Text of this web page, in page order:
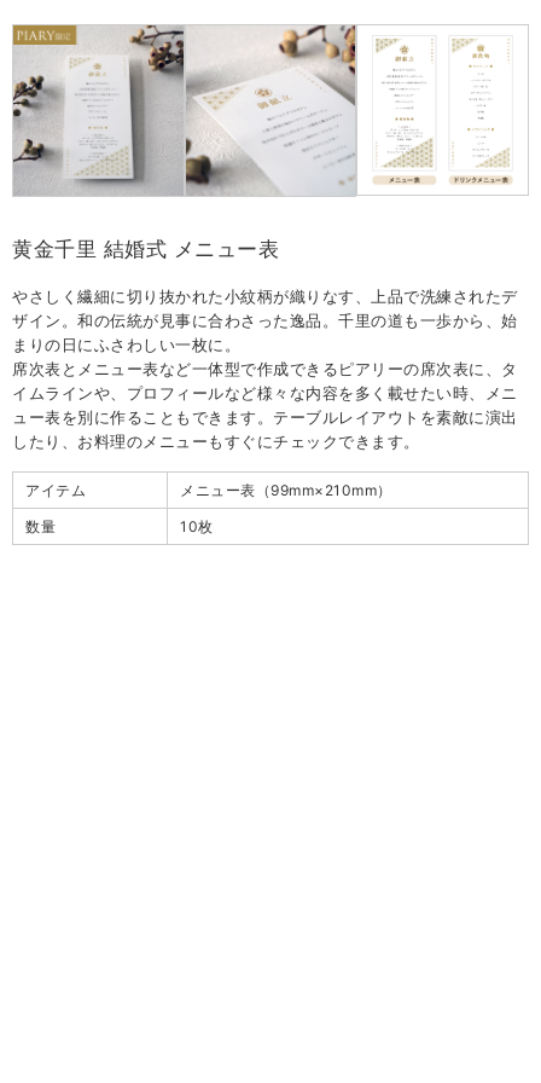
黄金千里 結婚式 メニュー表
やさしく繊細に切り抜かれた小紋柄が織りなす、上品で洗練されたデ
ザイン。和の伝統が見事に合わさった逸品。千里の道も一歩から、始
まりの日にふさわしい一枚に。
席次表とメニュー表など一体型で作成できるピアリーの席次表に、タ
イムラインや、プロフィールなど様々な内容を多く載せたい時、メニ
ュー表を別に作ることもできます。テーブルレイアウトを素敵に演出
したり、お料理のメニューもすぐにチェックできます。
アイテム
メニュー表（99mm×210mm）
数量
10枚